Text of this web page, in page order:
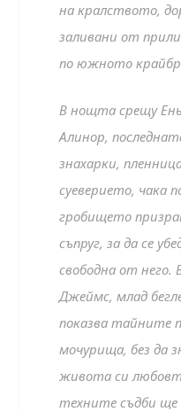
на кралството,
заливани от
по южното
В нощта срещу
Алинор,
знахарки,
суеверието, чака
гробището
съпруг, за да се
свободна от
Джеймс, млад
показва тайните
мочурища, без да
живота си
техните съдби ще